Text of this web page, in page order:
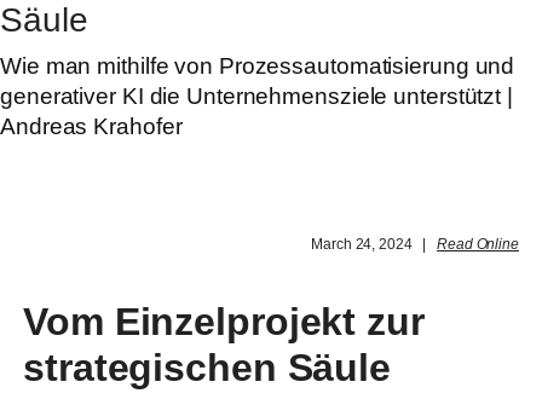
Säule
Wie man mithilfe von Prozessautomatisierung und
generativer KI die Unternehmensziele unterstützt |
Andreas Krahofer
March 24, 2024 |Read Online
Vom Einzelprojekt zur
strategischen Säule